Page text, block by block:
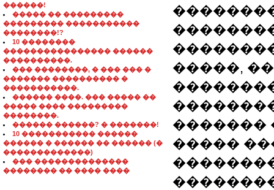
������!
����� �� ���������
��������� �����������
��������!?
10 ��������
���������������� ������
����������.
��� ��������, � ��� ��� �
������� ���������� �
�����������.
������ ����. ��� ����� ��
����� ���� ���������
��������.
������ ������? � �������!
10 ����������� ������
������ � ������ �� ������ (�
�������������)
��� ��������������
�������� �� ���� ����
�����,
�������
�����